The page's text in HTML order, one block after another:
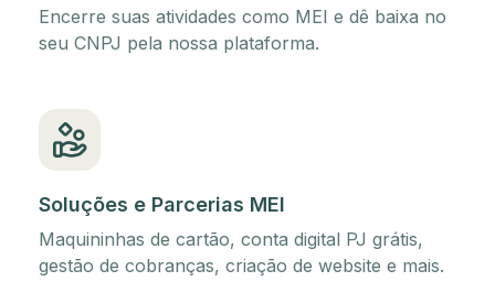
Encerre suas atividades como MEI e dê baixa no
seu CNPJ pela nossa plataforma.
Soluções e Parcerias MEI
Maquininhas de cartão, conta digital PJ grátis,
gestão de cobranças, criação de website e mais.